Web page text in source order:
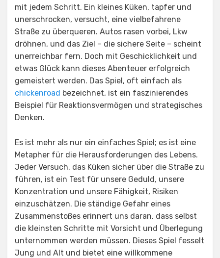
mit jedem Schritt. Ein kleines Küken, tapfer und
unerschrocken, versucht, eine vielbefahrene
Straße zu überqueren. Autos rasen vorbei, Lkw
dröhnen, und das Ziel – die sichere Seite – scheint
unerreichbar fern. Doch mit Geschicklichkeit und
etwas Glück kann dieses Abenteuer erfolgreich
gemeistert werden. Das Spiel, oft einfach als
chickenroad bezeichnet, ist ein faszinierendes
Beispiel für Reaktionsvermögen und strategisches
Denken.
Es ist mehr als nur ein einfaches Spiel; es ist eine
Metapher für die Herausforderungen des Lebens.
Jeder Versuch, das Küken sicher über die Straße zu
führen, ist ein Test für unsere Geduld, unsere
Konzentration und unsere Fähigkeit, Risiken
einzuschätzen. Die ständige Gefahr eines
Zusammenstoßes erinnert uns daran, dass selbst
die kleinsten Schritte mit Vorsicht und Überlegung
unternommen werden müssen. Dieses Spiel fesselt
Jung und Alt und bietet eine willkommene